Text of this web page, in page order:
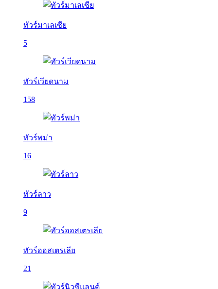
ทัวร์มาเลเซีย
5
ทัวร์เวียดนาม
158
ทัวร์พม่า
16
ทัวร์ลาว
9
ทัวร์ออสเตรเลีย
21